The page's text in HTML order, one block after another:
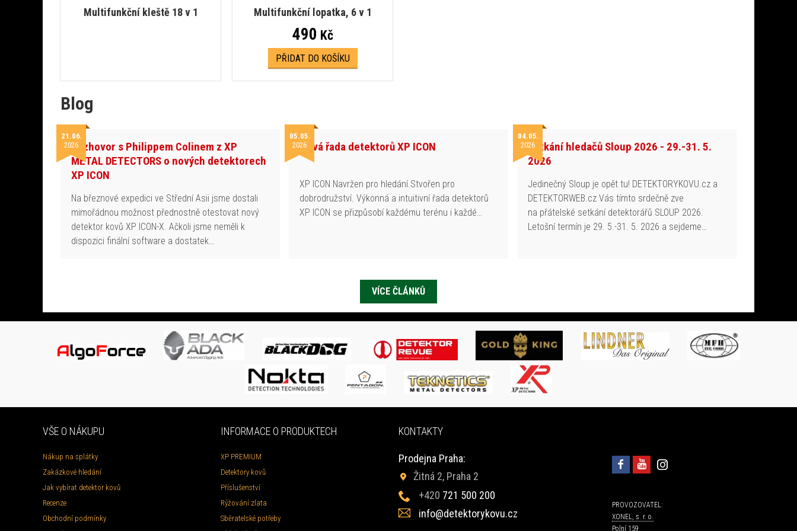
Multifunkční kleště 18 v 1 Multifunkční lopatka, 6 v 1
490 Kč
PŘIDAT DO KOŠÍKU
Blog
21.06.
2026Rozhovor s Philippem Colinem z XP
METAL DETECTORS o nových detektorech
XP ICON
Na březnové expedici ve Střední Asii jsme dostali
mimořádnou možnost přednostně otestovat nový
detektor kovů XP ICON-X. Ačkoli jsme neměli k
dispozici finální software a dostatek…
05.05.
2026Nová řada detektorů XP ICON
XP ICON Navržen pro hledání.Stvořen pro
dobrodružství. Výkonná a intuitivní řada detektorů
XP ICON se přizpůsobí každému terénu i každé…
04.05.
2026Setkání hledačů Sloup 2026 - 29.-31. 5.
2026
Jedinečný Sloup je opět tu! DETEKTORYKOVU.cz a
DETEKTORWEB.cz Vás tímto srdečně zve
na přátelské setkání detektorářů SLOUP 2026.
Letošní termín je 29. 5.-31. 5. 2026 a sejdeme…
VÍCE ČLÁNKŮ
KONTAKTY
PROVOZOVATEL:
XONEL, s. r. o.
Polní 159
Prodejna Praha:
Žitná 2, Praha 2
+420 721 500 200
info@detektorykovu.cz
VŠE O NÁKUPU
Nákup na splátky
Zakázkové hledání
Jak vybírat detektor kovů
Recenze
Obchodní podmínky
INFORMACE O PRODUKTECH
XP PREMIUM
Detektory kovů
Příslušenství
Rýžování zlata
Sběratelské potřeby